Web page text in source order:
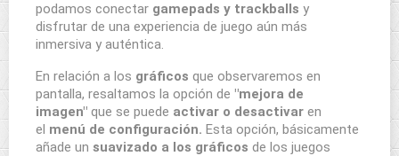
podamos conectar gamepads y trackballs y
disfrutar de una experiencia de juego aún más
inmersiva y auténtica.
En relación a los gráficos que observaremos en
pantalla, resaltamos la opción de "mejora de
imagen" que se puede activar o desactivar en
el menú de configuración. Esta opción, básicamente
añade un suavizado a los gráficos de los juegos